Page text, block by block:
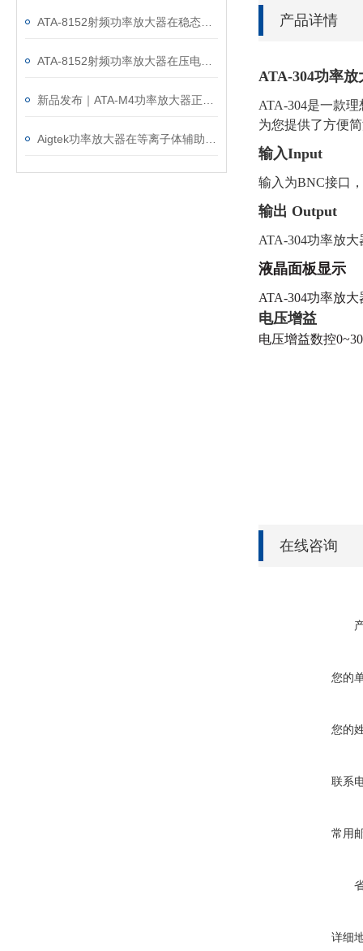
产品详情
ATA-304功率放
ATA-304是一款
为您提供了方便
输入Input
输入为BNC接口
输出 Output
ATA-304功率放
液晶面板显示
ATA-304功率放
电压增益
电压增益数控
在线咨询
您的
您的
联系
常用
详细